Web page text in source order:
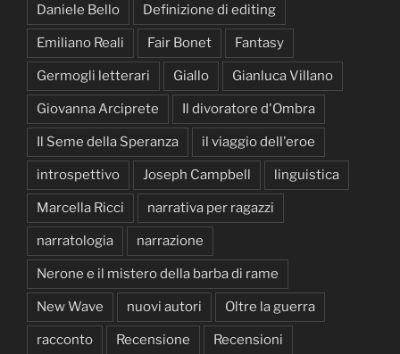
Daniele Bello Definizione di editing
Emiliano Reali Fair Bonet Fantasy
Germogli letterari Giallo Gianluca Villano
Giovanna Arciprete Il divoratore d'Ombra
Il Seme della Speranza il viaggio dell'eroe
introspettivo Joseph Campbell linguistica
Marcella Ricci narrativa per ragazzi
narratologia narrazione
Nerone e il mistero della barba di rame
New Wave nuovi autori Oltre la guerra
racconto Recensione Recensioni